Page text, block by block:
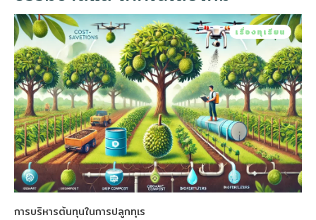
เรื่องทุเรียน
การบริหารต้นทุนในการปลูกทุเร